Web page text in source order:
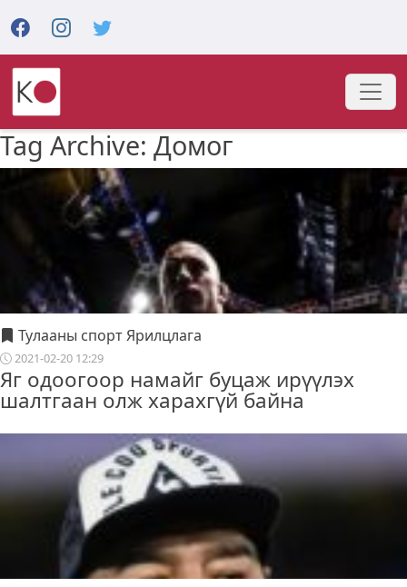
Tag Archive: Домог
Тулааны спорт Ярилцлага
2021-02-20 12:29
Яг одоогоор намайг буцаж ирүүлэх
шалтгаан олж харахгүй байна